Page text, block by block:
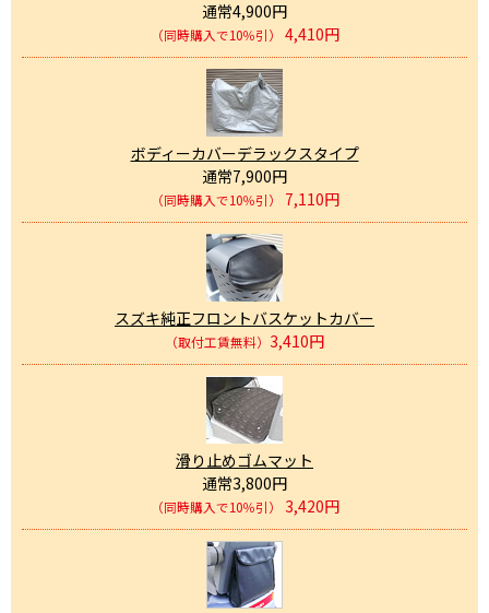
通常4,900円
（同時購入で10％引） 4,410円
ボディーカバーデラックスタイプ
通常7,900円
（同時購入で10％引） 7,110円
スズキ純正フロントバスケットカバー
（取付工賃無料） 3,410円
滑り止めゴムマット
通常3,800円
（同時購入で10％引） 3,420円